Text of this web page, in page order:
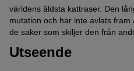
världens äldsta kattraser. Den
mutation och har inte avlats
de saker som skiljer den från
Utseende